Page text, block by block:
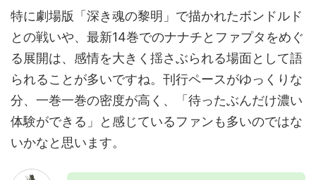
特に劇場版「深き魂の黎明」で描かれたボンドルド
との戦いや、最新14巻でのナナチとファプタをめぐ
る展開は、感情を大きく揺さぶられる場面として語
られることが多いですね。刊行ペースがゆっくりな
分、一巻一巻の密度が高く、「待ったぶんだけ濃い
体験ができる」と感じているファンも多いのではな
いかなと思います。